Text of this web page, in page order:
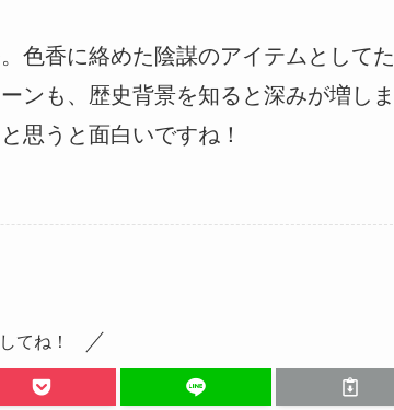
色香に絡めた陰謀のアイテムとしてた
ンも、歴史背景を知ると深みが増しま
思うと面白いですね！
てね！